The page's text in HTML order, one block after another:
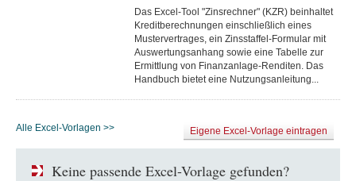
Das Excel-Tool "Zinsrechner" (KZR) beinhaltet
Kreditberechnungen einschließlich eines
Mustervertrages, ein Zinsstaffel-Formular mit
Auswertungsanhang sowie eine Tabelle zur
Ermittlung von Finanzanlage-Renditen. Das
Handbuch bietet eine Nutzungsanleitung...
Alle Excel-Vorlagen >> Eigene Excel-Vorlage eintragen
Keine passende Excel-Vorlage gefunden?